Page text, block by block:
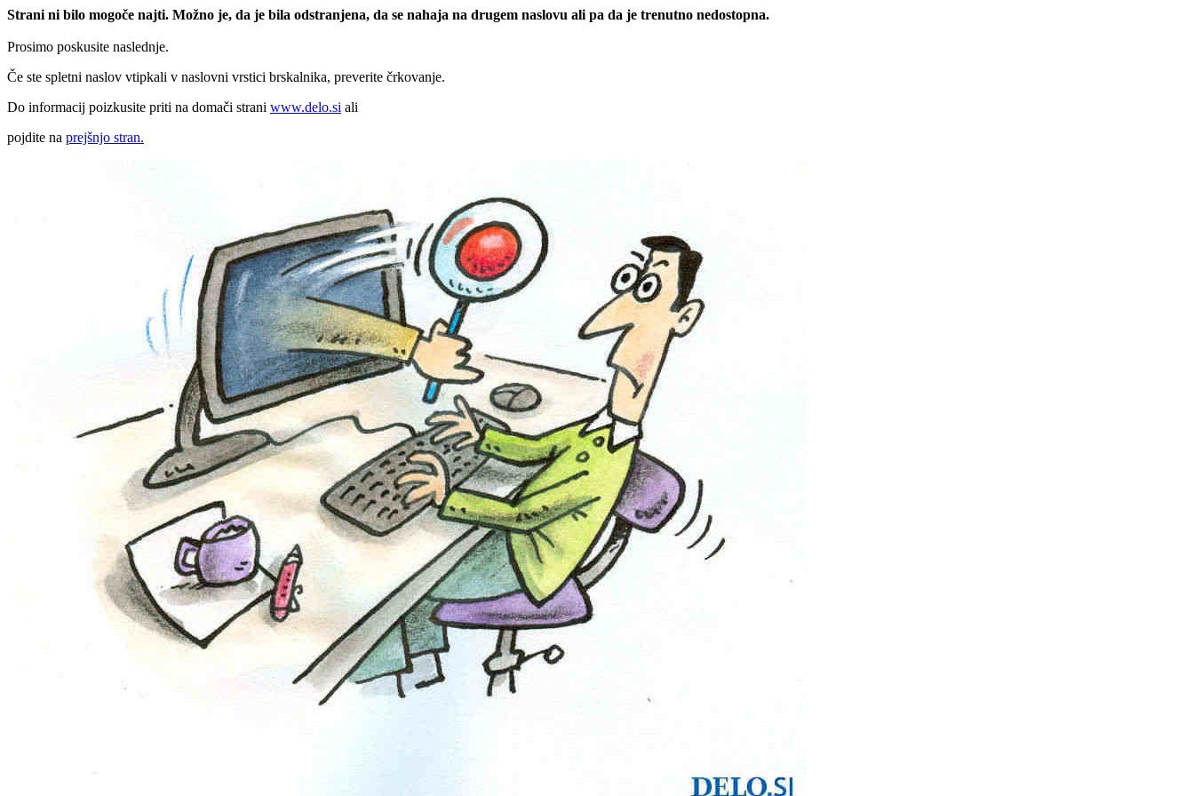
Strani ni bilo mogoče najti. Možno je, da je bila odstranjena, da se nahaja na drugem naslovu ali pa da je trenutno nedostopna.
Prosimo poskusite naslednje.
Če ste spletni naslov vtipkali v naslovni vrstici brskalnika, preverite črkovanje.
Do informacij poizkusite priti na domači strani www.delo.si ali
pojdite na prejšnjo stran.